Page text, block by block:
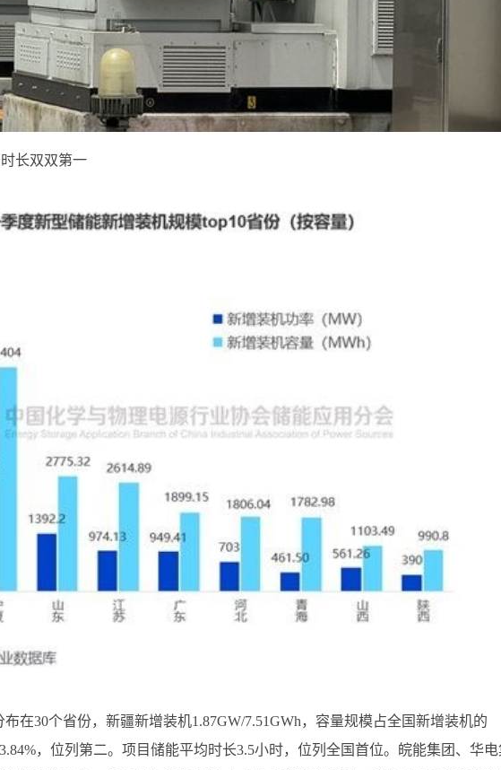
长双双第一
在30个省份，新疆新增装机1.87GW/7.51GWh，容量规模占全国新增装机的
，位列第二。项目储能平均时长3.5小时，位列全国首位。皖能集团、华